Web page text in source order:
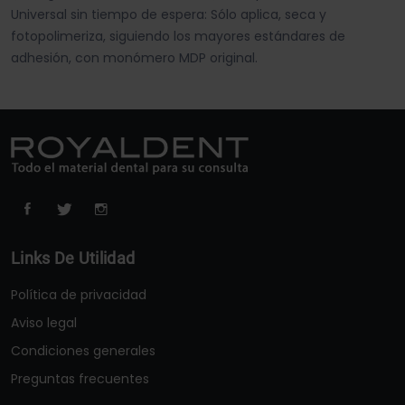
Universal sin tiempo de espera: Sólo aplica, seca y
fotopolimeriza, siguiendo los mayores estándares de
adhesión, con monómero MDP original.
Links De Utilidad
Política de privacidad
Aviso legal
Condiciones generales
Preguntas frecuentes